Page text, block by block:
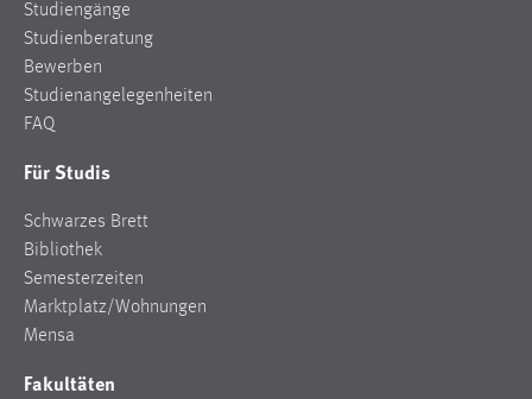
Studiengänge
Studienberatung
Bewerben
Studienangelegenheiten
FAQ
Für Studis
Schwarzes Brett
Bibliothek
Semesterzeiten
Marktplatz/Wohnungen
Mensa
Fakultäten
Google Ads
Name:
_gcl_au
Google Ireland Limited
Conversion-Tracking
Cookie Laufzeit:
3 Monate
Facebook Pixel